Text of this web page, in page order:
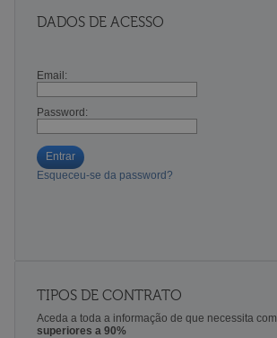
DADOS DE ACESSO
Email:
Password:
Entrar
Esqueceu-se da password?
TIPOS DE CONTRATO
Aceda a toda a informação de que necessita com
superiores a 90%